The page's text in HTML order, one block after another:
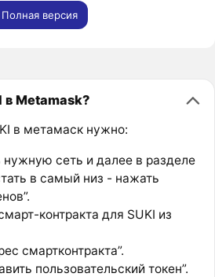
Полная версия
в Metamask?
в метамаск нужно:
сеть и далее в разделе
в самый низ - нажать
контракта для SUKI из
смартконтракта”.
пользовательский токен”.